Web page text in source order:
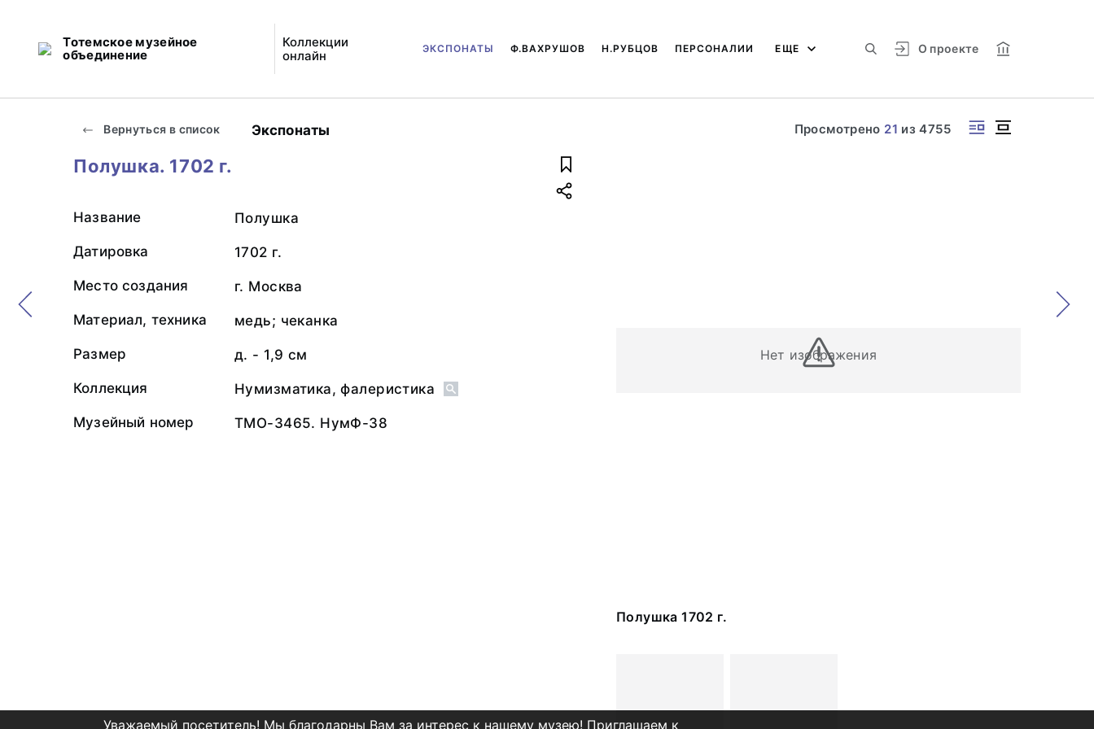
Тотемское музейное
объединение
Коллекции
онлайн
О проекте
ЭКСПОНАТЫ Ф.ВАХРУШОВ Н.РУБЦОВ ПЕРСОНАЛИИ ЕЩЕ
Вернуться в список Экспонаты Просмотрено 21 из4755
Нет изображения
Полушка 1702 г.
Полушка. 1702 г.
Название Полушка
Датировка 1702 г.
Место создания г. Москва
Материал, техника медь; чеканка
Размер д. - 1,9 см
Коллекция Нумизматика, фалеристика
Музейный номер ТМО-3465. НумФ-38
Уважаемый посетитель! Мы благодарны Вам за интерес к нашему музею! Приглашаем к